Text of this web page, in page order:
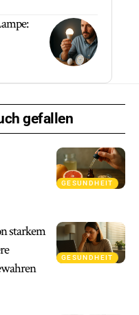
gefallen
GESUNDHEIT
GESUNDHEIT
starkem